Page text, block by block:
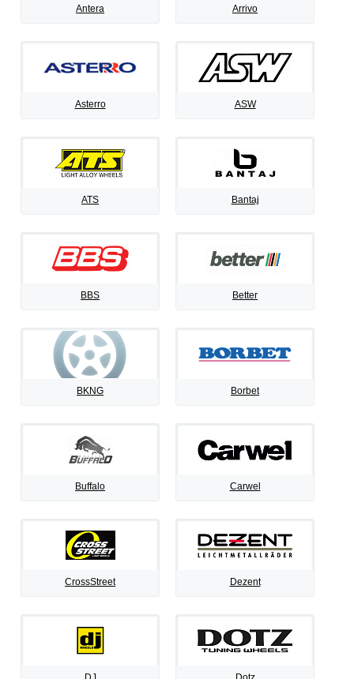
Antera Arrivo
Asterro ASW
ATS Bantaj
BBS Better
BKNG Borbet
Buffalo Carwel
CrossStreet Dezent